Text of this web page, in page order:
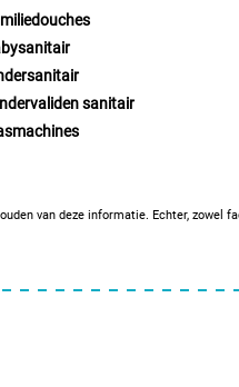
sanitair
van deze informatie. Echter,